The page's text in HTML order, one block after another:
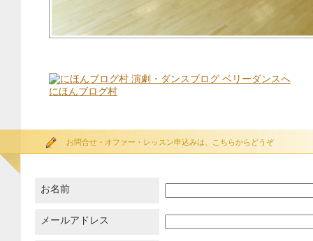
にほんブログ村
お問合せ・オファー・レッスン申込みは、こちらからどうぞ
お名前
メールアドレス